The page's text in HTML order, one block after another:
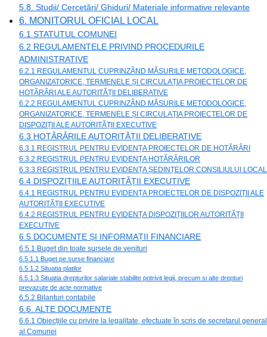
5.8. Studii/ Cercetări/ Ghiduri/ Materiale informative relevante
6. MONITORUL OFICIAL LOCAL
6.1 STATUTUL COMUNEI
6.2 REGULAMENTELE PRIVIND PROCEDURILE
ADMINISTRATIVE
6.2.1 REGULAMENTUL CUPRINZÂND MĂSURILE METODOLOGICE,
ORGANIZATORICE, TERMENELE ȘI CIRCULAȚIA PROIECTELOR DE
HOTĂRÂRI ALE AUTORITĂȚII DELIBERATIVE
6.2.2 REGULAMENTUL CUPRINZÂND MĂSURILE METODOLOGICE,
ORGANIZATORICE, TERMENELE ȘI CIRCULAȚIA PROIECTELOR DE
DISPOZIȚII ALE AUTORITĂȚII EXECUTIVE
6.3 HOTĂRÂRILE AUTORITĂȚII DELIBERATIVE
6.3.1 REGISTRUL PENTRU EVIDENȚA PROIECTELOR DE HOTĂRÂRI
6.3.2 REGISTRUL PENTRU EVIDENȚA HOTĂRÂRILOR
6.3.3 REGISTRUL PENTRU EVIDENȚA ȘEDINȚELOR CONSILIULUI LOCAL
6.4 DISPOZIȚIILE AUTORITĂȚII EXECUTIVE
6.4.1 REGISTRUL PENTRU EVIDENȚA PROIECTELOR DE DISPOZIȚII ALE
AUTORITĂȚII EXECUTIVE
6.4.2 REGISTRUL PENTRU EVIDENȚA DISPOZIȚIILOR AUTORITĂȚII
EXECUTIVE
6.5 DOCUMENTE ȘI INFORMAȚII FINANCIARE
6.5.1 Buget din toate sursele de venituri
6.5.1.1 Buget pe surse financiare
6.5.1.2 Situatia platilor
6.5.1.3 Situatia drepturilor salariale stabilite potrivit legii, precum si alte drepturi
prevazute de acte normative
6.5.2 Bilanturi contabile
6.6. ALTE DOCUMENTE
6.6.1 Obiecțiile cu privire la legalitate, efectuate în scris de secretarul general
al Comunei